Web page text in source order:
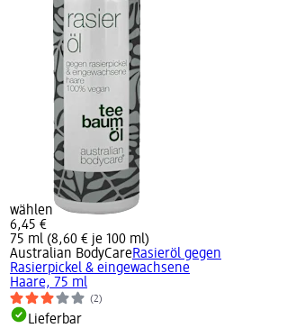
wählen
6,45 €
75 ml (8,60 € je 100 ml)
Australian BodyCareRasieröl gegen
Rasierpickel & eingewachsene
Haare, 75 ml
(2)
Lieferbar